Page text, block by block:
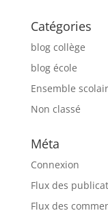
Catégories
blog collège
blog école
Ensemble
Non classé
Méta
Connexion
Flux des
Flux des